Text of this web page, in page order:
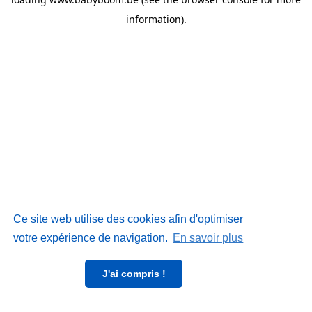
Ce site web utilise des cookies afin d'optimiser
votre expérience de navigation. En savoir plus
J'ai compris !
information).